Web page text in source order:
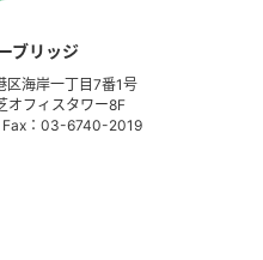
ブリッジ
海岸一丁目7番1号
オフィスタワー8F
：03-6740-2019